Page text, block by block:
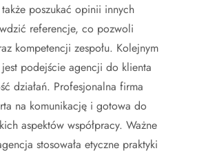
poszukać opinii innych
referencje, co pozwoli
kompetencji zespołu. Kolejnym
jest podejście agencji do klienta
działań. Profesjonalna firma
na komunikację i gotowa do
aspektów współpracy. Ważne
stosowała etyczne praktyki